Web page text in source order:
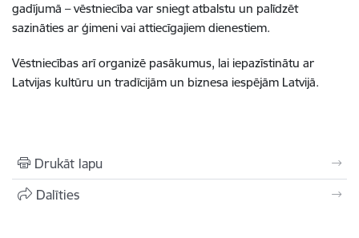
gadījumā – vēstniecība var sniegt atbalstu un palīdzēt
sazināties ar ģimeni vai attiecīgajiem dienestiem.
Vēstniecības arī organizē pasākumus, lai iepazīstinātu ar
Latvijas kultūru un tradīcijām un biznesa iespējām Latvijā.
Drukāt lapu
Dalīties